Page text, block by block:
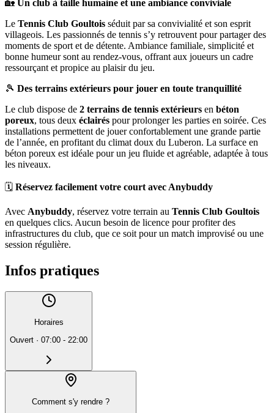
🏡 Un club à taille humaine et une ambiance conviviale
Le Tennis Club Goultois séduit par sa convivialité et son esprit
villageois. Les passionnés de tennis s’y retrouvent pour partager des
moments de sport et de détente. Ambiance familiale, simplicité et
bonne humeur sont au rendez-vous, offrant aux joueurs un cadre
ressourçant et propice au plaisir du jeu.
🎾 Des terrains extérieurs pour jouer en toute tranquillité
Le club dispose de 2 terrains de tennis extérieurs en béton
poreux, tous deux éclairés pour prolonger les parties en soirée. Ces
installations permettent de jouer confortablement une grande partie
de l’année, en profitant du climat doux du Luberon. La surface en
béton poreux est idéale pour un jeu fluide et agréable, adaptée à tous
les niveaux.
🗓️ Réservez facilement votre court avec Anybuddy
Avec Anybuddy, réservez votre terrain au Tennis Club Goultois
en quelques clics. Aucun besoin de licence pour profiter des
infrastructures du club, que ce soit pour un match improvisé ou une
session régulière.
Infos pratiques
Horaires
Ouvert · 07:00 - 22:00
Comment s'y rendre ?